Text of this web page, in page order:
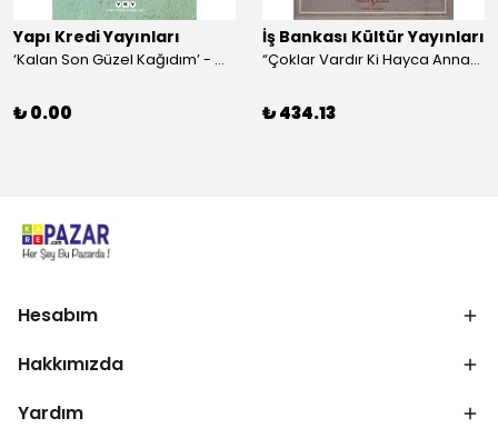
Yapı Kredi Yayınları
‘Kalan Son Güzel Kağıdım’ - Marcel Proust
₺ 0.00
İş Bankası Kültür Yayınları
“Çoklar Vardır Ki Hayca Annamazlar!” - Gazanfer İbar
₺ 434.13
Hesabım
Hakkımızda
Yardım